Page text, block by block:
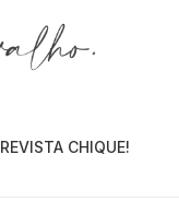
REVISTA CHIQUE!